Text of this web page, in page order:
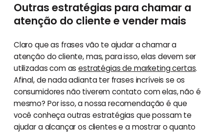
Outras estratégias para chamar a
atenção do cliente e vender mais
Claro que as frases vão te ajudar a chamar a
atenção do cliente, mas, para isso, elas devem ser
utilizadas com asestratégias de marketing certas.
Afinal, de nada adianta ter frases incríveis se os
consumidores não tiverem contato com elas, não é
mesmo? Por isso, a nossa recomendação é que
você conheça outras estratégias que possam te
ajudar a alcançar os clientes e a mostrar o quanto